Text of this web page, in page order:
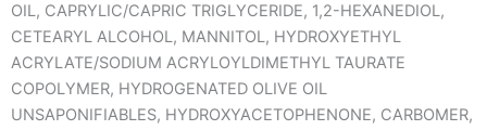
OIL, CAPRYLIC/CAPRIC TRIGLYCERIDE, 1,2-HEXANEDIOL,
CETEARYL ALCOHOL, MANNITOL, HYDROXYETHYL
ACRYLATE/SODIUM ACRYLOYLDIMETHYL TAURATE
COPOLYMER, HYDROGENATED OLIVE OIL
UNSAPONIFIABLES, HYDROXYACETOPHENONE, CARBOMER,